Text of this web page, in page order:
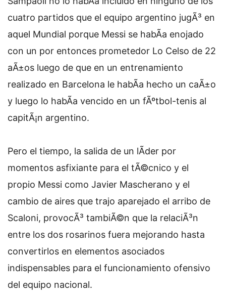
cuatro partidos que el equipo argentino jugÃ³ en
aquel Mundial porque Messi se habÃ­a enojado
con un por entonces prometedor Lo Celso de 22
aÃ±os luego de que en un entrenamiento
realizado en Barcelona le habÃ­a hecho un caÃ±o
y luego lo habÃ­a vencido en un fÃºtbol-tenis al
capitÃ¡n argentino.
Pero el tiempo, la salida de un lÃ­der por
momentos asfixiante para el tÃ©cnico y el
propio Messi como Javier Mascherano y el
cambio de aires que trajo aparejado el arribo de
Scaloni, provocÃ³ tambiÃ©n que la relaciÃ³n
entre los dos rosarinos fuera mejorando hasta
convertirlos en elementos asociados
indispensables para el funcionamiento ofensivo
del equipo nacional.